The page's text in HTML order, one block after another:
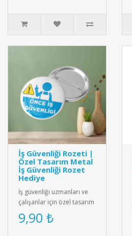
İş Güvenliği Rozeti |
Özel Tasarım Metal
İş Güvenliği Rozet
Hediye
İş güvenliği uzmanları ve
çalışanlar için özel tasarım
metal iş güvenliği rozeti.
Yüksek kaliteli me..
9,90 ₺